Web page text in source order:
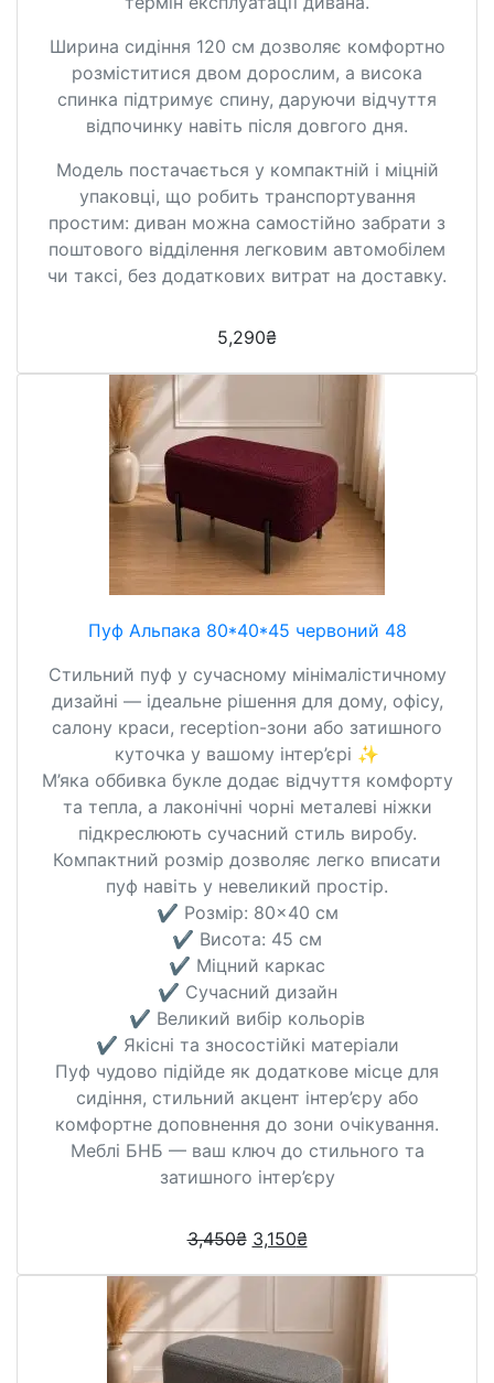
Ширина сидіння 120 см дозволяє комфортно
розміститися двом дорослим, а висока
спинка підтримує спину, даруючи відчуття
відпочинку навіть після довгого дня.
Модель постачається у компактній і міцній
упаковці, що робить транспортування
простим: диван можна самостійно забрати з
поштового відділення легковим автомобілем
чи таксі, без додаткових витрат на доставку.
5,290₴
Пуф Альпака 80*40*45 червоний 48
Стильний пуф у сучасному мінімалістичному
дизайні — ідеальне рішення для дому, офісу,
салону краси, reception-зони або затишного
куточка у вашому інтер’єрі ✨
М’яка оббивка букле додає відчуття комфорту
та тепла, а лаконічні чорні металеві ніжки
підкреслюють сучасний стиль виробу.
Компактний розмір дозволяє легко вписати
пуф навіть у невеликий простір.
✔️ Розмір: 80×40 см
✔️ Висота: 45 см
✔️ Міцний каркас
✔️ Сучасний дизайн
✔️ Великий вибір кольорів
✔️ Якісні та зносостійкі матеріали
Пуф чудово підійде як додаткове місце для
сидіння, стильний акцент інтер’єру або
комфортне доповнення до зони очікування.
Меблі БНБ — ваш ключ до стильного та
затишного інтер’єру
3,450₴ 3,150₴